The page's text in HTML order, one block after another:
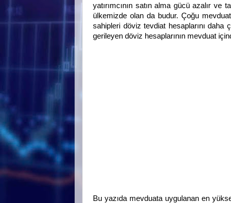
yatırımcının satın alma gücü azalır ve
ülkemizde olan da budur. Çoğu
sahipleri döviz tevdiat hesaplarını daha
gerileyen döviz hesaplarının mevduat
Bu yazıda mevduata uygulanan en